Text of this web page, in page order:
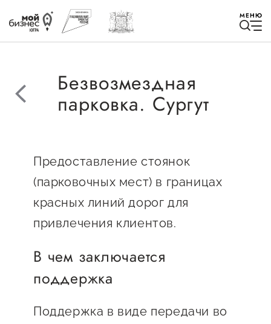
МЕНЮ
Быть в курсе
Истории успеха
Мероприятия
Новости
Бизнес Югра"
Безвозмездная
парковка. Сургут
Предоставление стоянок
(парковочных мест) в границах
красных линий дорог для
привлечения клиентов.
В чем заключается
поддержка
Поддержка в виде передачи во